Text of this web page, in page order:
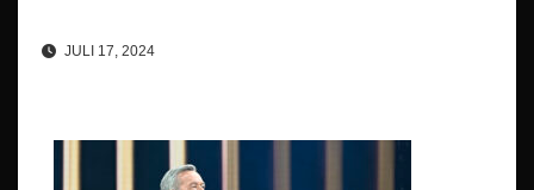
JULI 17, 2024